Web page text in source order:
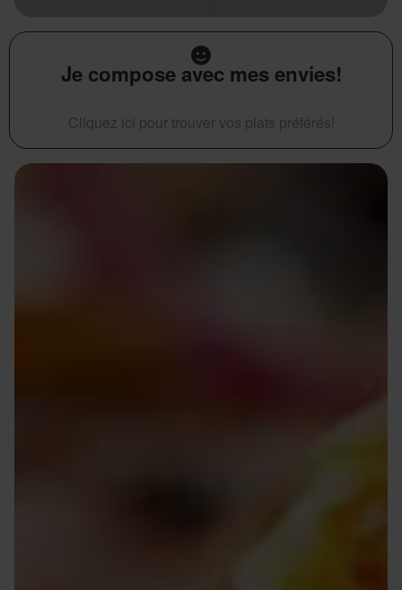
Je compose avec mes envies!
Cliquez ici pour trouver vos plats préférés!